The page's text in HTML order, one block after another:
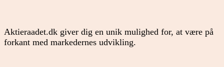
Aktieraadet.dk giver dig en unik mulighed for, at være på
forkant med markedernes udvikling.